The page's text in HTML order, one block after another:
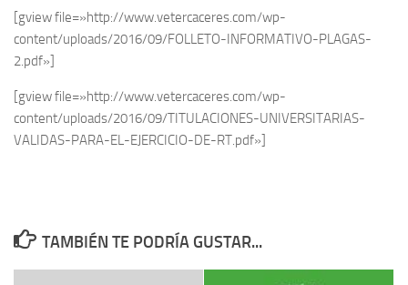
[gview file=»http://www.vetercaceres.com/wp-
content/uploads/2016/09/FOLLETO-INFORMATIVO-PLAGAS-
2.pdf»]
[gview file=»http://www.vetercaceres.com/wp-
content/uploads/2016/09/TITULACIONES-UNIVERSITARIAS-
VALIDAS-PARA-EL-EJERCICIO-DE-RT.pdf»]
TAMBIÉN TE PODRÍA GUSTAR...